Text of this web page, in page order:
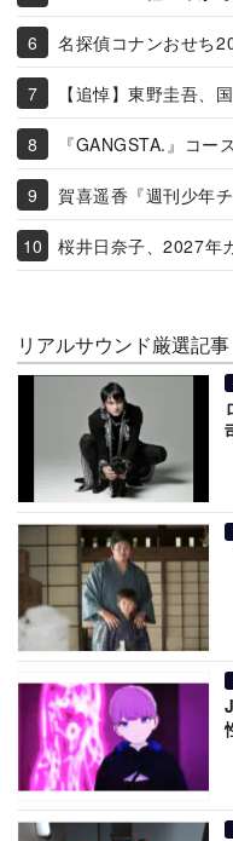
名探偵コナンおせち
【追悼】東野圭吾、
『GANGSTA.』コー
賀喜遥香『週刊少年
桜井日奈子、2027年
リアルサウンド厳選記事